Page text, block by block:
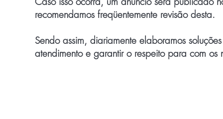
recomendamos freqüentemente revisão desta.
Sendo assim, diariamente elaboramos
atendimento e garantir o respeito para com os